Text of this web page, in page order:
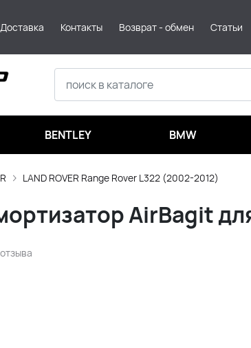
Доставка Контакты Возврат - обмен Статьи
BENTLEY BMW
LAND ROVER Range Rover L322 (2002-2012)
AirBagit